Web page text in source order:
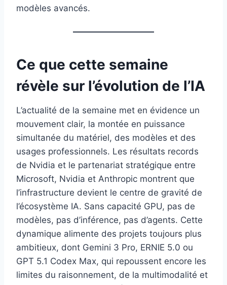
modèles avancés.
Ce que cette semaine
révèle sur l’évolution de l’IA
L’actualité de la semaine met en évidence un
mouvement clair, la montée en puissance
simultanée du matériel, des modèles et des
usages professionnels. Les résultats records
de Nvidia et le partenariat stratégique entre
Microsoft, Nvidia et Anthropic montrent que
l’infrastructure devient le centre de gravité de
l’écosystème IA. Sans capacité GPU, pas de
modèles, pas d’inférence, pas d’agents. Cette
dynamique alimente des projets toujours plus
ambitieux, dont Gemini 3 Pro, ERNIE 5.0 ou
GPT 5.1 Codex Max, qui repoussent encore les
limites du raisonnement, de la multimodalité et